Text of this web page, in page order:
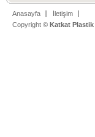
Anasayfa
İletişim
Copyright © Katkat Plastik